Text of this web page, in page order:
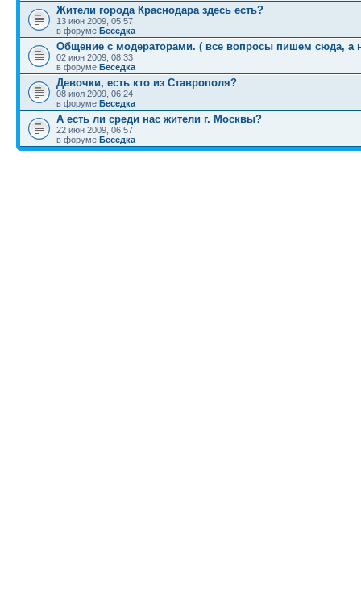
Жители города Краснодара здесь есть?
13 июн 2009, 05:57
в форуме Беседка
Общение с модераторами. ( все вопросы пишем сюда, а
02 июн 2009, 08:33
в форуме Беседка
Девочки, есть кто из Ставрополя?
08 июл 2009, 06:24
в форуме Беседка
А есть ли среди нас жители г. Москвы?
22 июн 2009, 06:57
в форуме Беседка